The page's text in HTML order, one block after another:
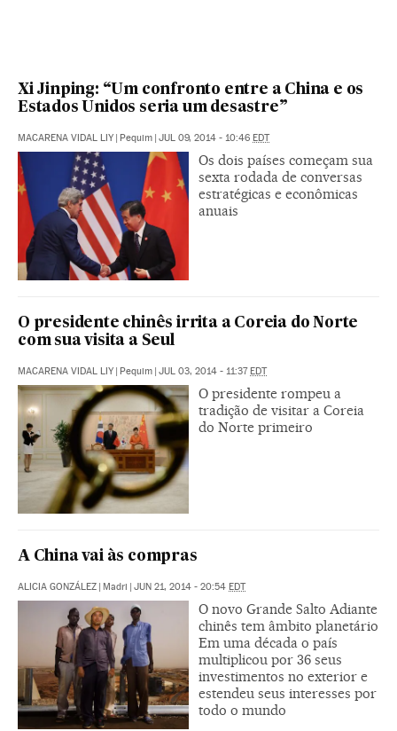
Xi Jinping: “Um confronto entre a China e os
Estados Unidos seria um desastre”
MACARENA VIDAL LIY | Pequim | JUL 09, 2014 - 10:46 EDT
Os dois países começam sua
sexta rodada de conversas
estratégicas e econômicas
anuais
O presidente chinês irrita a Coreia do Norte
com sua visita a Seul
MACARENA VIDAL LIY | Pequim | JUL 03, 2014 - 11:37EDT
O presidente rompeu a
tradição de visitar a Coreia
do Norte primeiro
A China vai às compras
ALICIA GONZÁLEZ | Madri | JUN 21, 2014 - 20:54 EDT
O novo Grande Salto Adiante
chinês tem âmbito planetário
Em uma década o país
multiplicou por 36 seus
investimentos no exterior e
estendeu seus interesses por
todo o mundo